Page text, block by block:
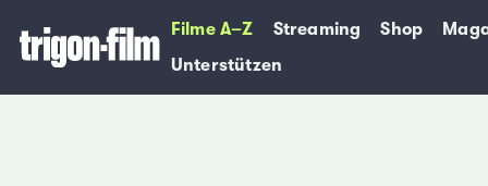
Filme A–Z Streaming Shop
Unterstützen